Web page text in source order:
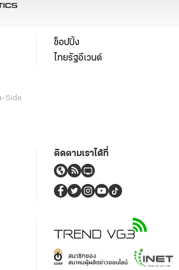
Side
ช็อปปิ้ง
ไทยรัฐอีเวนต์
ติดตามเราได้ที่